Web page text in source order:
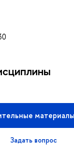
Задать вопрос